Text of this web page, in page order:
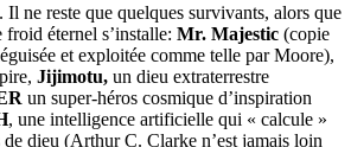
ne reste que quelques survivants, alors que
éternel s’installe: Mr. Majestic (copie
et exploitée comme telle par Moore),
Jijimotu, un dieu extraterrestre
un super-héros cosmique d’inspiration
, une intelligence artificielle qui « calcule »
dieu (Arthur C. Clarke n’est jamais loin